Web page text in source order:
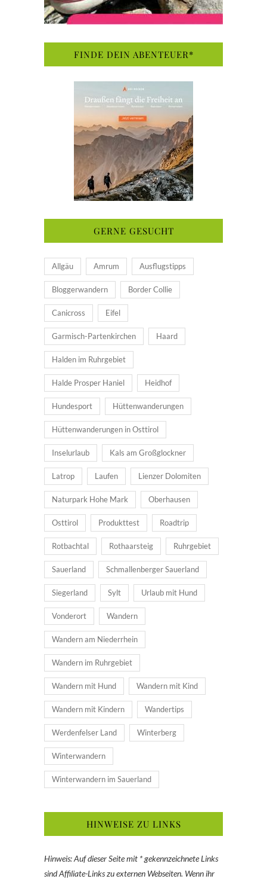
FINDE DEIN ABENTEUER*
GERNE GESUCHT
Allgäu Amrum Ausflugstipps
Bloggerwandern Border Collie
Canicross Eifel
Garmisch-Partenkirchen Haard
Halden im Ruhrgebiet
Halde Prosper Haniel Heidhof
Hundesport Hüttenwanderungen
Hüttenwanderungen in Osttirol
Inselurlaub Kals am Großglockner
Latrop Laufen Lienzer Dolomiten
Naturpark Hohe Mark Oberhausen
Osttirol Produkttest Roadtrip
Rotbachtal Rothaarsteig Ruhrgebiet
Sauerland Schmallenberger Sauerland
Siegerland Sylt Urlaub mit Hund
Vonderort Wandern
Wandern am Niederrhein
Wandern im Ruhrgebiet
Wandern mit Hund Wandern mit Kind
Wandern mit Kindern Wandertips
Werdenfelser Land Winterberg
Winterwandern
Winterwandern im Sauerland
HINWEISE ZU LINKS
Hinweis: Auf dieser Seite mit * gekennzeichnete Links
sind Affiliate-Links zu externen Webseiten. Wenn ihr